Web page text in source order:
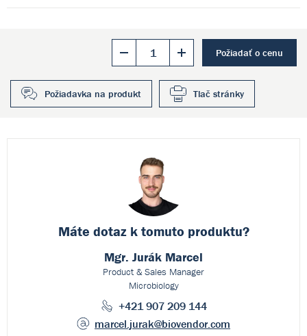
Požiadať o cenu
Požiadavka na produkt Tlač stránky
Máte dotaz k tomuto produktu?
Mgr. Jurák Marcel
Product & Sales Manager
Microbiology
+421 907 209 144
marcel.jurak@biovendor.com